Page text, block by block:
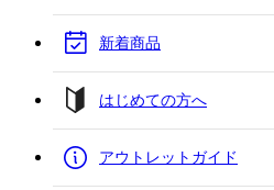
新着商品
はじめての方へ
アウトレットガイド